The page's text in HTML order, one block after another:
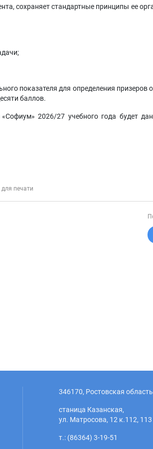
сохраняет стандартные принципы ее
показателя для определения призеров
баллов.
2026/27 учебного года будет
для печати
346170, Ростовская
станица Казанская,
ул. Матросова, 12 к.112, 113
т.: (86364) 3-19-51